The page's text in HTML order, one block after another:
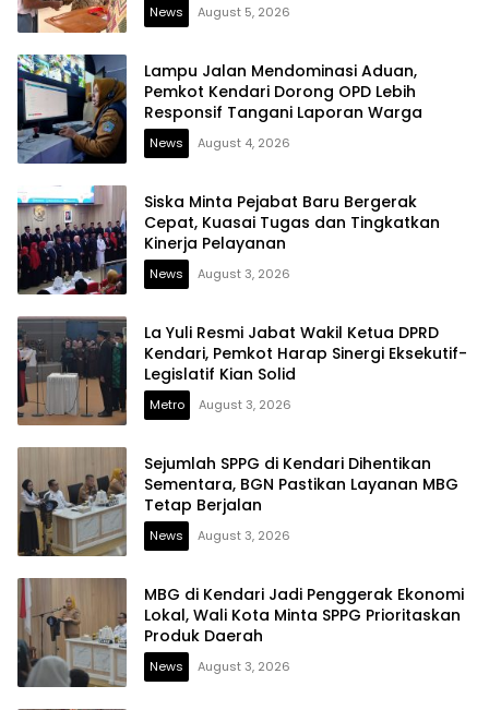
News August 5, 2026
Lampu Jalan Mendominasi Aduan,
Pemkot Kendari Dorong OPD Lebih
Responsif Tangani Laporan Warga
News August 4, 2026
Siska Minta Pejabat Baru Bergerak
Cepat, Kuasai Tugas dan Tingkatkan
Kinerja Pelayanan
News August 3, 2026
La Yuli Resmi Jabat Wakil Ketua DPRD
Kendari, Pemkot Harap Sinergi Eksekutif-
Legislatif Kian Solid
Metro August 3, 2026
Sejumlah SPPG di Kendari Dihentikan
Sementara, BGN Pastikan Layanan MBG
Tetap Berjalan
News August 3, 2026
MBG di Kendari Jadi Penggerak Ekonomi
Lokal, Wali Kota Minta SPPG Prioritaskan
Produk Daerah
News August 3, 2026